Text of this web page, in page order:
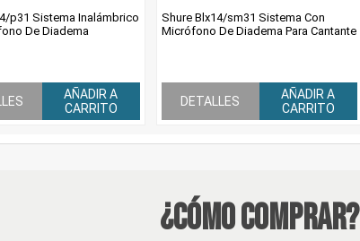
p31 Sistema Inalámbrico
De Diadema
AÑADIR A
CARRITO
Shure Blx14/sm31 Sistema Con
Micrófono De Diadema Para Cantante
DETALLES
AÑADIR A
CARRITO
¿Cómo Comprar?